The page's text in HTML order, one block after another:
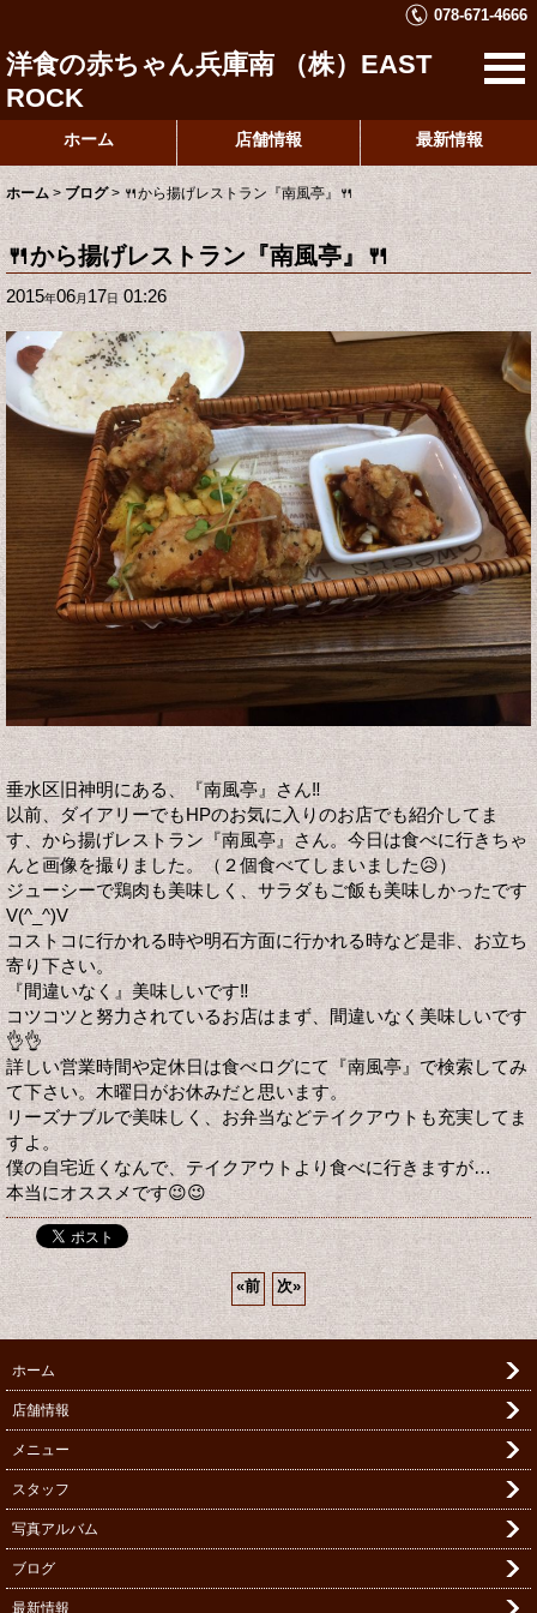
078-671-4666
洋食の赤ちゃん兵庫南 （株）EAST
ROCK
ホーム 店舗情報 最新情報
ホーム > ブログ > 🍴から揚げレストラン『南風亭』🍴
🍴から揚げレストラン『南風亭』🍴
2015年06月 17日01:26
垂水区旧神明にある、『南風亭』さん‼️
以前、ダイアリーでもHPのお気に入りのお店でも紹介してま
す、から揚げレストラン『南風亭』さん。今日は食べに行きちゃ
んと画像を撮りました。（２個食べてしまいました😥）
ジューシーで鶏肉も美味しく、サラダもご飯も美味しかったです
V(^_^)V
コストコに行かれる時や明石方面に行かれる時など是非、お立ち
寄り下さい。
『間違いなく』美味しいです‼️
コツコツと努力されているお店はまず、間違いなく美味しいです
👌👌
詳しい営業時間や定休日は食べログにて『南風亭』で検索してみ
て下さい。木曜日がお休みだと思います。
リーズナブルで美味しく、お弁当などテイクアウトも充実してま
すよ。
僕の自宅近くなんで、テイクアウトより食べに行きますが…
本当にオススメです😉😉
«前 次»
ホーム
店舗情報
メニュー
スタッフ
写真アルバム
ブログ
最新情報